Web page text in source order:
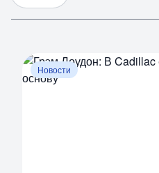
Новости